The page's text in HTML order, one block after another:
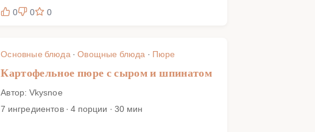
0
0 0
Основные блюда·Овощные блюда · Пюре
Картофельное пюре с сыром и шпинатом
Автор: Vkysnoe
7 ингредиентов · 4 порции · 30 мин